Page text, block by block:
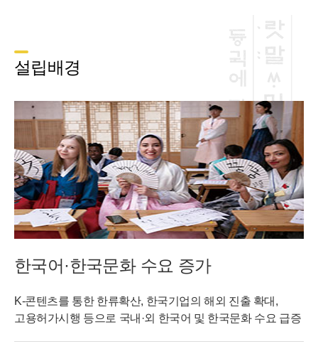
설립배경
한국어·한국문화 수요 증가
K-콘텐츠를 통한 한류확산, 한국기업의 해외 진출 확대,
고용허가시행 등으로 국내·외 한국어 및 한국문화 수요 급증